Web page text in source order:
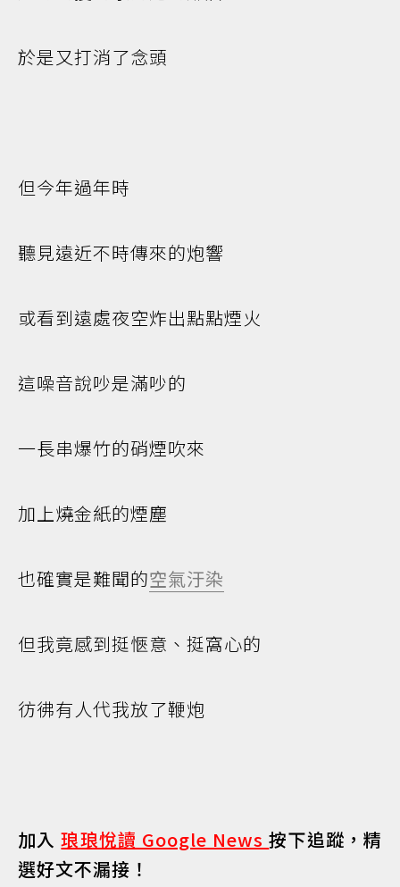
於是又打消了念頭
但今年過年時
聽見遠近不時傳來的炮響
或看到遠處夜空炸出點點煙火
這噪音說吵是滿吵的
一長串爆竹的硝煙吹來
加上燒金紙的煙塵
也確實是難聞的空氣汙染
但我竟感到挺愜意、挺窩心的
彷彿有人代我放了鞭炮
加入琅琅悅讀 Google News按下追蹤，精
選好文不漏接！